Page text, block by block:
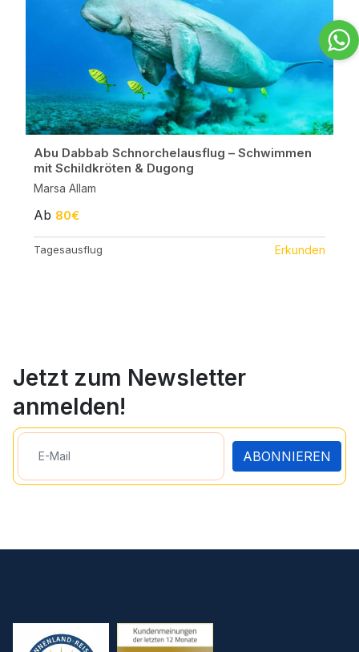
Abu Dabbab Schnorchelausflug – Schwimmen
mit Schildkröten & Dugong
Marsa Allam
Ab 80€
Tagesausflug Erkunden
Jetzt zum Newsletter
anmelden!
ABONNIEREN